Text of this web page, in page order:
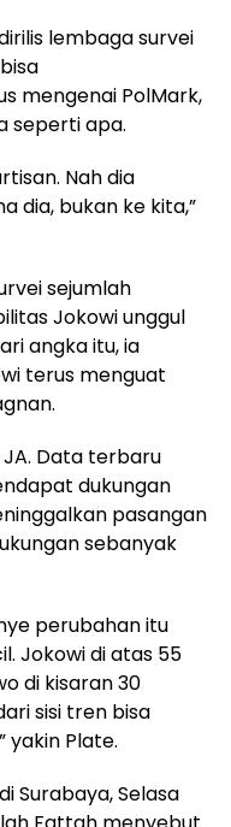
lembaga survei
mengenai PolMark,
seperti apa.
Nah dia
dia, bukan ke kita,”
sejumlah
Jokowi unggul
angka itu, ia
terus menguat
JA. Data terbaru
dukungan
pasangan
sebanyak
perubahan itu
Jokowi di atas 55
di kisaran 30
sisi tren bisa
yakin Plate.
Surabaya, Selasa